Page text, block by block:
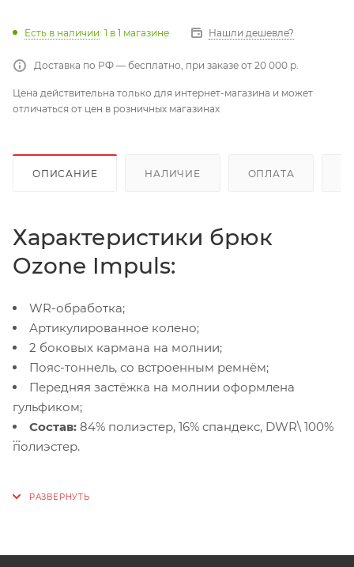
Есть в наличии: 1 в 1 магазине Нашли дешевле?
Доставка по РФ — бесплатно, при заказе от 20 000 р.
Цена действительна только для интернет-магазина и может
отличаться от цен в розничных магазинах
ОПИСАНИЕ НАЛИЧИЕ ОПЛАТА
Характеристики брюк
Ozone Impuls:
WR-обработка;
Артикулированное колено;
2 боковых кармана на молнии;
Пояс-тоннель, со встроенным ремнём;
Передняя застёжка на молнии оформлена
гульфиком;
Состав: 84% полиэстер, 16% спандекс, DWR\ 100%
полиэстер.